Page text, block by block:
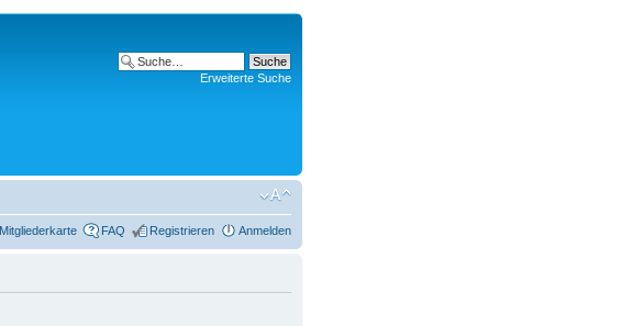
Erweiterte Suche
Mitgliederkarte FAQ Registrieren Anmelden